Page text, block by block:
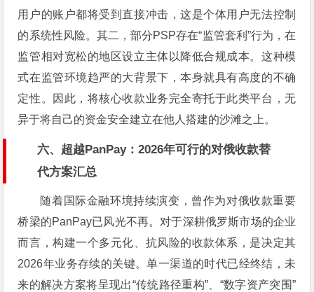
用户的账户都将受到直接冲击，这是个体用户无法控制
的系统性风险。其二，部分PSP存在“监管套利”行为，在
监管相对宽松的地区设立主体以降低合规成本。这种模
式在监管环境趋严的大背景下，本身就具有高度的不确
定性。因此，将核心收款业务完全寄托于此类平台，无
异于将自己的资金安全建立在他人搭建的沙滩之上。
六、超越PanPay：2026年可行的对俄收款替
代方案汇总
随着国际金融环境持续演变，曾作为对俄收款重要
桥梁的PanPay已风光不再。对于深耕俄罗斯市场的企业
而言，构建一个多元化、抗风险的收款体系，是决定其
2026年业务存续的关键。单一渠道的时代已经终结，未
来的解决方案将呈现出“传统路径重构”、“数字资产突围”